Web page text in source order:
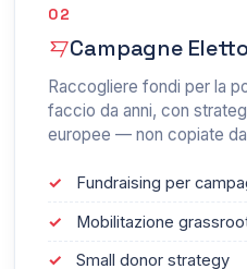
02
Campagne
Raccogliere fondi per la
faccio da anni, con
europee — non copiate
Fundraising per
Mobilitazione
Small donor strategy